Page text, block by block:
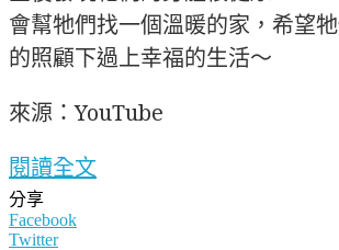
會幫牠們找一個溫暖的家，希望
的照顧下過上幸福的生活～
來源：YouTube
閱讀全文
分享
Facebook
Twitter